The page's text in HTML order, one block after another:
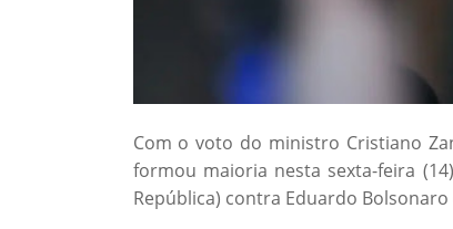
Com o voto do ministro Cristiano
formou maioria nesta sexta-feira
República) contra Eduardo Bolsonaro